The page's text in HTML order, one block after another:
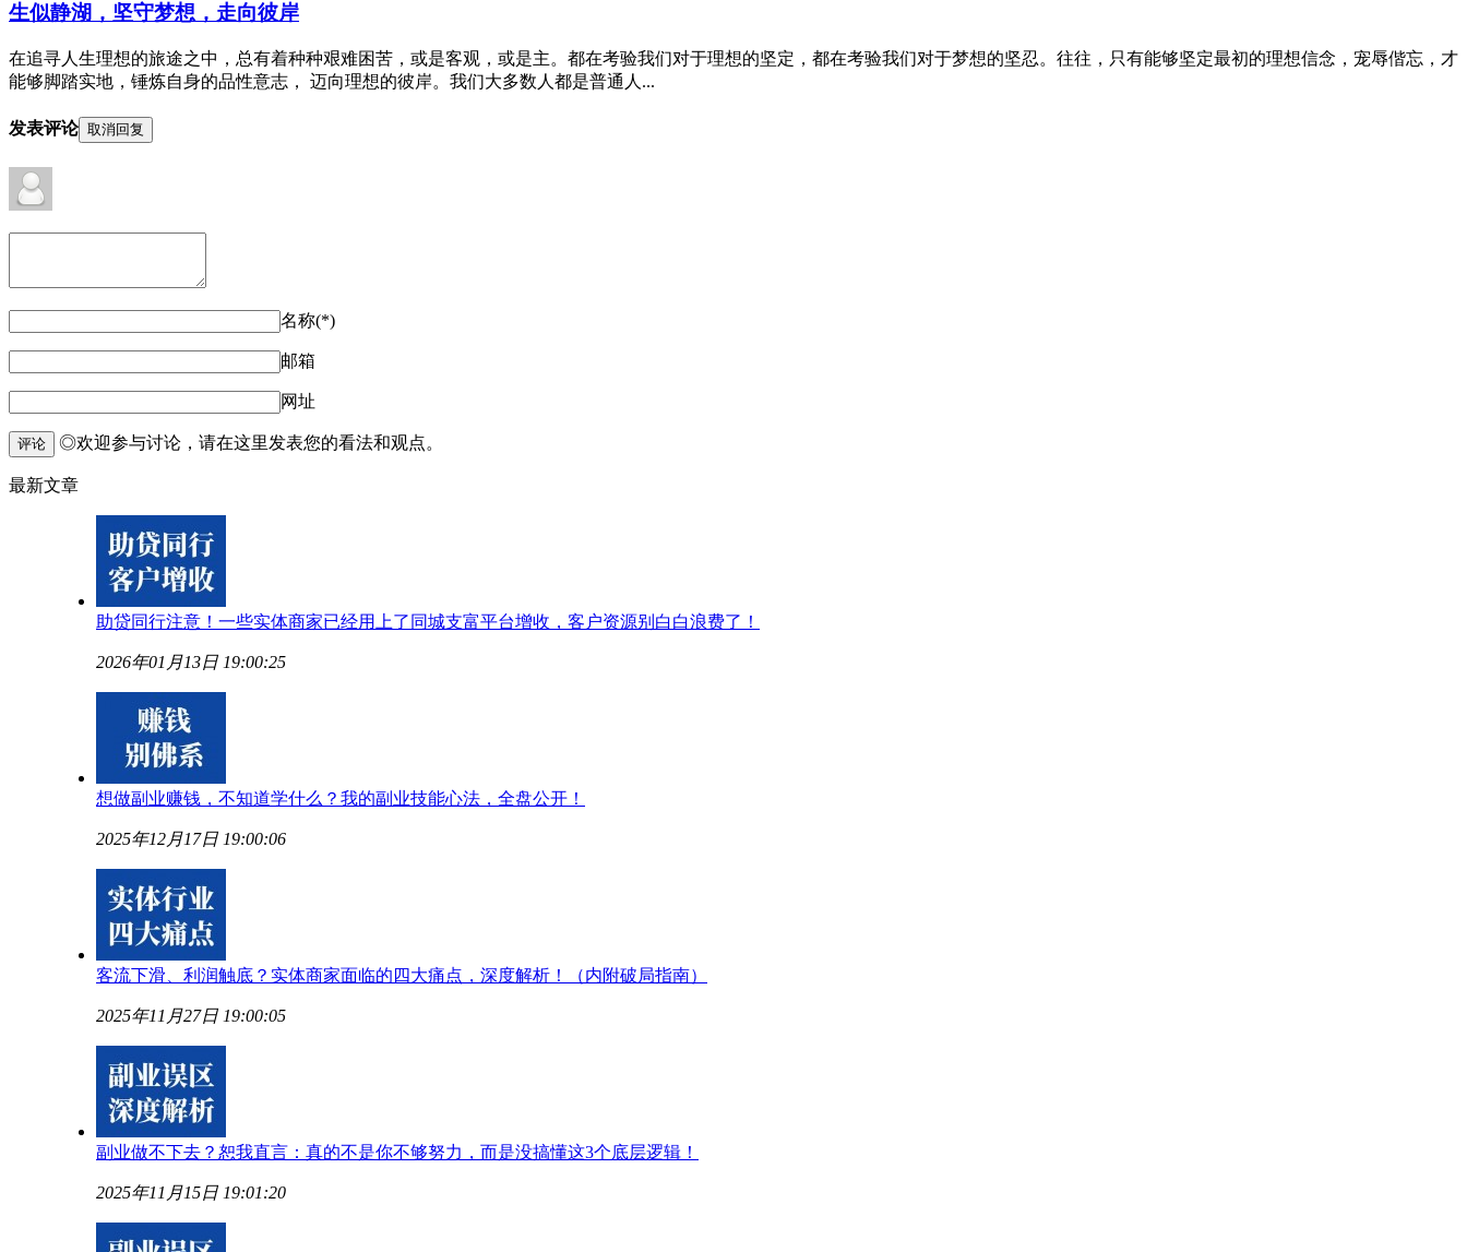
生似静湖，坚守梦想，走向彼岸
在追寻人生理想的旅途之中，总有着种种艰难困苦，或是客观，或是主。都在考验我们对于理想的坚定，都在考验我们对于梦想的坚忍。往往，只有能够坚定最初的理想信念，宠辱偕忘，才
能够脚踏实地，锤炼自身的品性意志， 迈向理想的彼岸。我们大多数人都是普通人...
发表评论 取消回复
名称(*)
邮箱
网址
评论 ◎欢迎参与讨论，请在这里发表您的看法和观点。
最新文章
助贷同行注意！一些实体商家已经用上了同城支富平台增收，客户资源别白白浪费了！
2026年01月13日 19:00:25
想做副业赚钱，不知道学什么？我的副业技能心法，全盘公开！
2025年12月17日 19:00:06
客流下滑、利润触底？实体商家面临的四大痛点，深度解析！（内附破局指南）
2025年11月27日 19:00:05
副业做不下去？恕我直言：真的不是你不够努力，而是没搞懂这3个底层逻辑！
2025年11月15日 19:01:20